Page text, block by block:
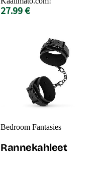
27.99 €
Bedroom Fantasies
Rannekahleet